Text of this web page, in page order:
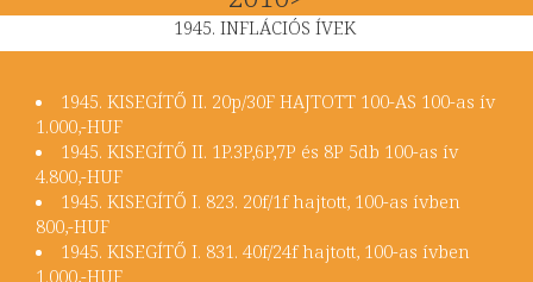
1945. INFLÁCIÓS ÍVEK
1945. KISEGÍTŐ II. 20p/30F HAJTOTT 100-AS 100-as ív
1.000,-HUF
1945. KISEGÍTŐ II. 1P.3P,6P,7P és 8P 5db 100-as ív
4.800,-HUF
​1945. KISEGÍTŐ I. 823. 20f/1f hajtott, 100-as ívben
800,-HUF
1945. KISEGÍTŐ I. 831. 40f/24f hajtott, 100-as ívben
1.000,-HUF